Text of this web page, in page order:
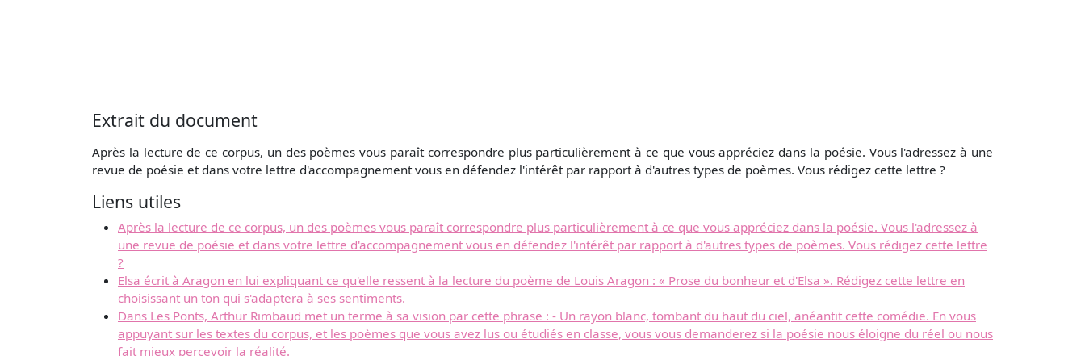
Extrait du document
Après la lecture de ce corpus, un des poèmes vous paraît correspondre plus particulièrement à ce que vous appréciez dans la poésie. Vous l'adressez à une
revue de poésie et dans votre lettre d'accompagnement vous en défendez l'intérêt par rapport à d'autres types de poèmes. Vous rédigez cette lettre ?
Liens utiles
Après la lecture de ce corpus, un des poèmes vous paraît correspondre plus particulièrement à ce que vous appréciez dans la poésie. Vous l'adressez à
une revue de poésie et dans votre lettre d'accompagnement vous en défendez l'intérêt par rapport à d'autres types de poèmes. Vous rédigez cette lettre
?
Elsa écrit à Aragon en lui expliquant ce qu'elle ressent à la lecture du poème de Louis Aragon : « Prose du bonheur et d'Elsa ». Rédigez cette lettre en
choisissant un ton qui s'adaptera à ses sentiments.
Dans Les Ponts, Arthur Rimbaud met un terme à sa vision par cette phrase : - Un rayon blanc, tombant du haut du ciel, anéantit cette comédie. En vous
appuyant sur les textes du corpus, et les poèmes que vous avez lus ou étudiés en classe, vous vous demanderez si la poésie nous éloigne du réel ou nous
fait mieux percevoir la réalité.